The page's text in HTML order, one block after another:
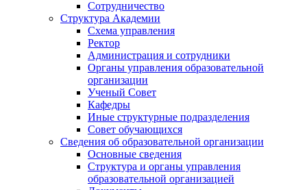
Сотрудничество
Структура Академии
Схема управления
Ректор
Администрация и сотрудники
Органы управления образовательной
организации
Ученый Совет
Кафедры
Иные структурные подразделения
Совет обучающихся
Сведения об образовательной организации
Основные сведения
Структура и органы управления
образовательной организацией